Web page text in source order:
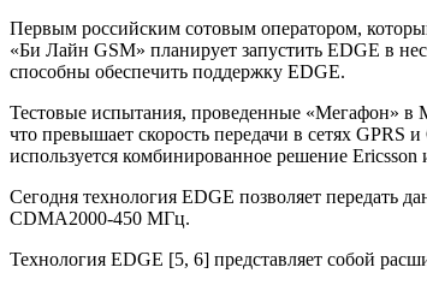
Первым российским сотовым оператором,
«Би Лайн GSM» планирует запустить EDGE в
способны обеспечить поддержку EDGE.
Тестовые испытания, проведенные «Мегафон» в
что превышает скорость передачи в сетях
используется комбинированное решение Ericsson
Сегодня технология EDGE позволяет передать
CDMA2000-450 МГц.
Технология EDGE [5, 6] представляет собой